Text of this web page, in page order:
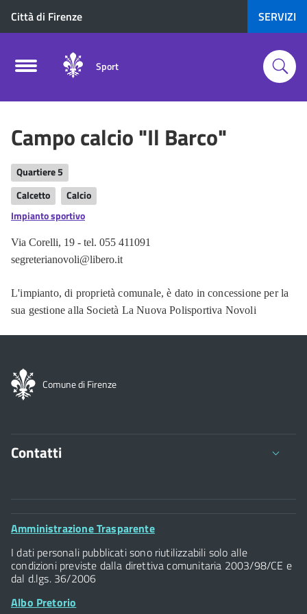
Città di Firenze SERVIZI
Sport
Campo calcio "Il Barco"
Quartiere 5
Calcetto
Calcio
Impianto sportivo
Via Corelli, 19 - tel. 055 411091
segreterianovoli@libero.it
L'impianto, di proprietà comunale, è dato in concessione per la
sua gestione alla Società La Nuova Polisportiva Novoli
Comune di Firenze
Contatti
Comune di Firenze
Palazzo Vecchio
Piazza della Signoria - 50122, Firenze
P.IVA 01307110484
Footer
Amministrazione Trasparente
I dati personali pubblicati sono riutilizzabili solo alle
condizioni previste dalla direttiva comunitaria 2003/98/CE e
dal d.lgs. 36/2006
Albo Pretorio